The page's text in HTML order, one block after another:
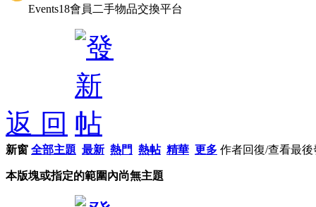
Events18會員二手物品交換平台
返 回
新窗 全部主題 最新 熱門 熱帖 精華 更多 作者回復/查看最後
本版塊或指定的範圍內尚無主題